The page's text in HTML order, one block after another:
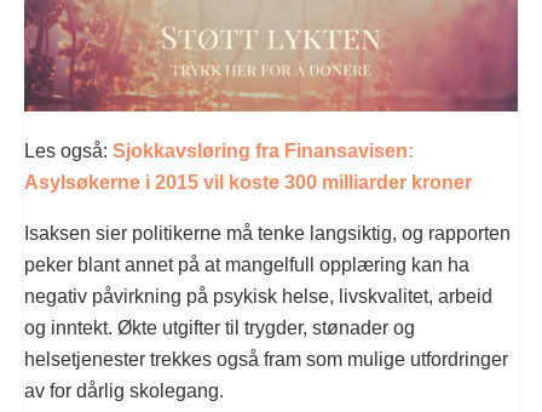
Les også: Sjokkavsløring fra Finansavisen:
Asylsøkerne i 2015 vil koste 300 milliarder kroner
Isaksen sier politikerne må tenke langsiktig, og rapporten
peker blant annet på at mangelfull opplæring kan ha
negativ påvirkning på psykisk helse, livskvalitet, arbeid
og inntekt. Økte utgifter til trygder, stønader og
helsetjenester trekkes også fram som mulige utfordringer
av for dårlig skolegang.